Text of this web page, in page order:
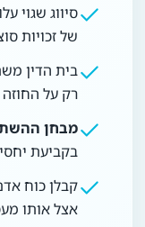
סיווג שגוי
של זכויות
בית הדין
רק על
מבחן
בקביעת
קבלן כוח
אצל אותו